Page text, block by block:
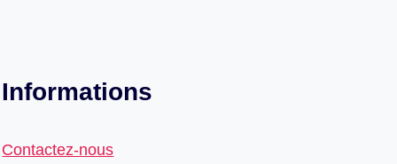
Informations
Contactez-nous